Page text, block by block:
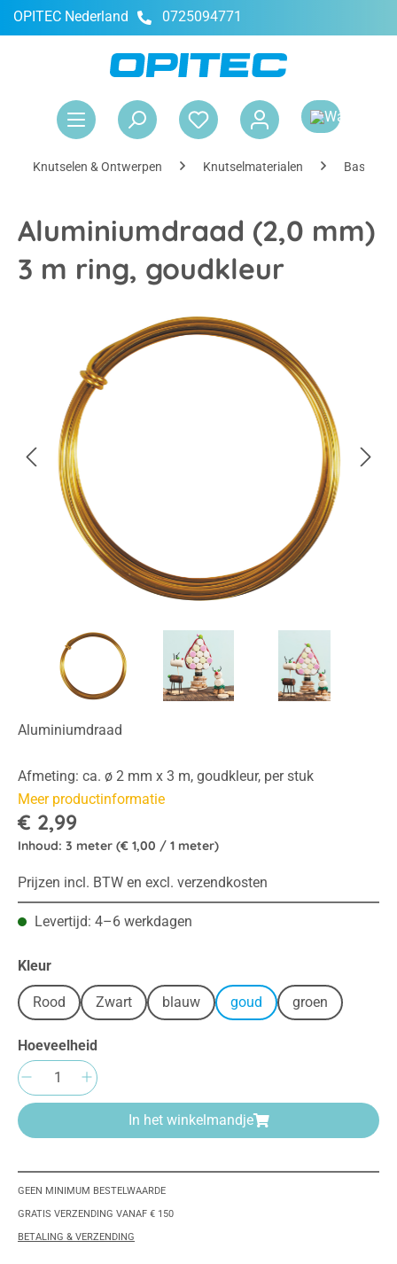
OPITEC Nederland 0725094771
Knutselen & Ontwerpen Knutselmaterialen
Aluminiumdraad (2,0 mm)
3 m ring, goudkleur
Afbeeldingengalerij overslaan
Aluminiumdraad
Afmeting: ca. ø 2 mm x 3 m, goudkleur, per stuk
Meer productinformatie
€ 2,99
Inhoud: 3 meter (€ 1,00 / 1 meter)
Prijzen incl. BTW en excl. verzendkosten
Levertijd: 4–6 werkdagen
Selecteer
Kleur
Rood Zwart blauw goud groen
Hoeveelheid
Producthoeveelheid: Voer de gewenste
In het winkelmandje
GEEN MINIMUM BESTELWAARDE
GRATIS VERZENDING VANAF € 150
BETALING & VERZENDING